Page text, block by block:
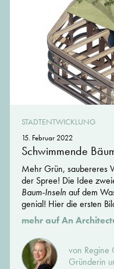
STADTENTWICKLUNG
15. Februar 2022
Schwimmende
Mehr Grün, saubereres
der Spree! Die Idee
Baum-Inseln auf dem
genial! Hier die ersten
mehr auf An
von Regine
Gründerin